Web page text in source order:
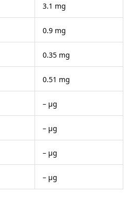
3.1 mg
0.9 mg
0.35 mg
0.51 mg
– μg
– μg
– μg
– μg